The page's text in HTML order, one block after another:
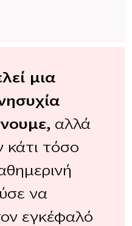
μια
αλλά
κάτι τόσο
να
εγκέφαλό